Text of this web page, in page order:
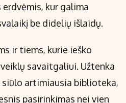
kur galima
be didelių išlaidų.
ir tiems, kurie ieško
savaitgaliui. Užtenka
artimiausia biblioteka,
pasirinkimas nei vien